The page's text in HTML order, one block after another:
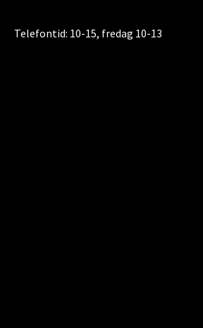
Telefontid: 10-15, fredag 10-13